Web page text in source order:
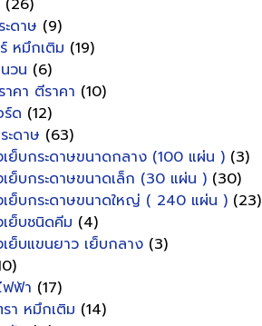
(26)
ดาษ (9)
หมึกเติม (19)
วน (6)
คา ตีราคา (10)
ร์ด (12)
ะดาษ (63)
เย็บกระดาษขนาดกลาง (100 แผ่น ) (3)
เย็บกระดาษขนาดเล็ก (30 แผ่น ) (30)
เย็บกระดาษขนาดใหญ่ ( 240 แผ่น ) (23)
เย็บชนิดคีม (4)
เย็บแขนยาว เย็บกลาง (3)
ฟฟ้า (17)
า หมึกเติม (14)